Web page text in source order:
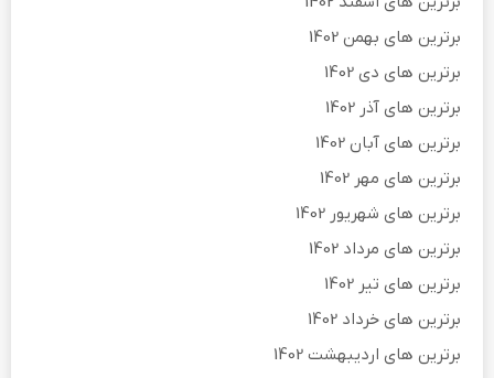
برترین های بهمن 1402
برترین های دی 1402
برترین های آذر 1402
برترین های آبان 1402
برترین های مهر 1402
برترین های شهریور 1402
برترین های مرداد 1402
برترین های تیر 1402
برترین های خرداد 1402
برترین های اردیبهشت 1402